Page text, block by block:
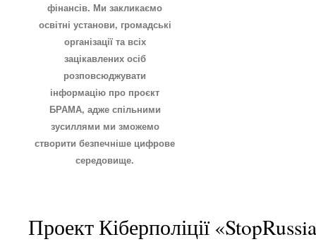
фінансів. Ми закликаємо
освітні установи, громадські
організації та всіх
зацікавлених осіб
розповсюджувати
інформацію про проєкт
БРАМА, адже спільними
зусиллями ми зможемо
створити безпечніше цифрове
середовище.
Проект Кіберполіції